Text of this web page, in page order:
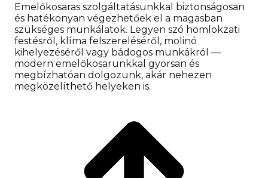
Emelőkosaras szolgáltatásunkkal biztonságosan
és hatékonyan végezhetőek el a magasban
szükséges munkálatok. Legyen szó homlokzati
festésről, klíma felszereléséről, molinó
kihelyezéséről vagy bádogos munkákról —
modern emelőkosarunkkal gyorsan és
megbízhatóan dolgozunk, akár nehezen
megközelíthető helyeken is.